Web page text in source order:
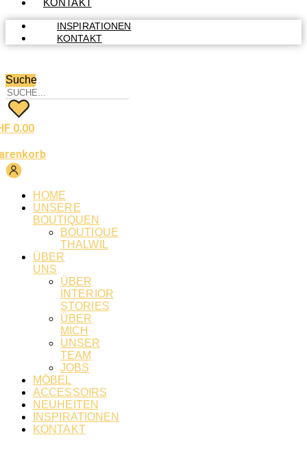
KONTAKT
INSPIRATIONEN
KONTAKT
Suche
0.00
HOME
UNSERE
BOUTIQUEN
BOUTIQUE
THALWIL
ÜBER
UNS
ÜBER
INTERIOR
STORIES
ÜBER
MICH
UNSER
TEAM
JOBS
MÖBEL
ACCESSOIRS
NEUHEITEN
INSPIRATIONEN
KONTAKT